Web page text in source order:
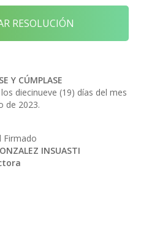
RESOLUCIÓN
Y CÚMPLASE
diecinueve (19) días del mes
de 2023.
Firmado
INSUASTI